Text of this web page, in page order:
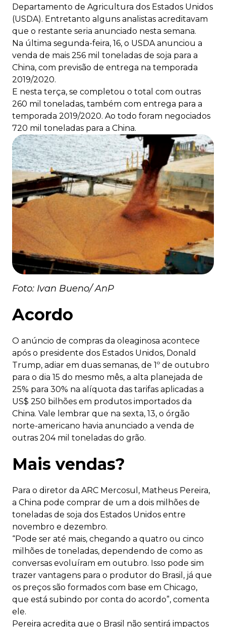
Departamento de Agricultura dos Estados Unidos
(USDA). Entretanto alguns analistas acreditavam
que o restante seria anunciado nesta semana.
Na última segunda-feira, 16, o USDA anunciou a
venda de mais 256 mil toneladas de soja para a
China, com previsão de entrega na temporada
2019/2020.
E nesta terça, se completou o total com outras
260 mil toneladas, também com entrega para a
temporada 2019/2020. Ao todo foram negociados
720 mil toneladas para a China.
Foto: Ivan Bueno/ AnP
Acordo
O anúncio de compras da oleaginosa acontece
após o presidente dos Estados Unidos, Donald
Trump, adiar em duas semanas, de 1º de outubro
para o dia 15 do mesmo mês, a alta planejada de
25% para 30% na alíquota das tarifas aplicadas a
US$ 250 bilhões em produtos importados da
China. Vale lembrar que na sexta, 13, o órgão
norte-americano havia anunciado a venda de
outras 204 mil toneladas do grão.
Mais vendas?
Para o diretor da ARC Mercosul, Matheus Pereira,
a China pode comprar de um a dois milhões de
toneladas de soja dos Estados Unidos entre
novembro e dezembro.
“Pode ser até mais, chegando a quatro ou cinco
milhões de toneladas, dependendo de como as
conversas evoluíram em outubro. Isso pode sim
trazer vantagens para o produtor do Brasil, já que
os preços são formados com base em Chicago,
que está subindo por conta do acordo”, comenta
ele.
Pereira acredita que o Brasil não sentirá impactos